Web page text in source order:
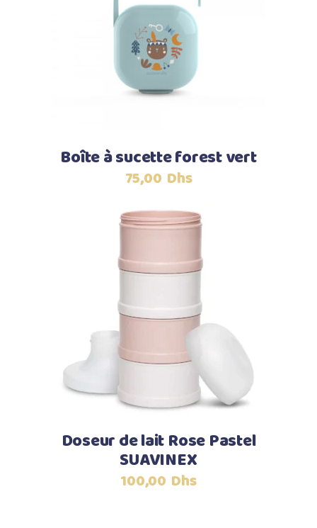
Ajouter au panier
Boîte à sucette forest vert
75,00 Dhs
Ajouter au panier
Doseur de lait Rose Pastel
SUAVINEX
100,00 Dhs